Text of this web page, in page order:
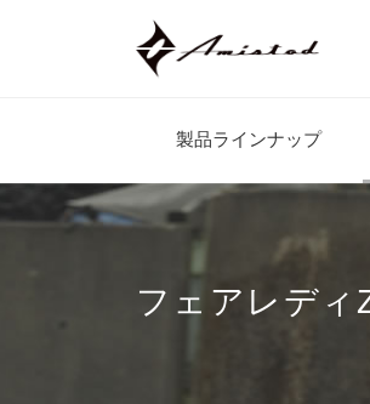
製品ラインナップ
フェアレディ